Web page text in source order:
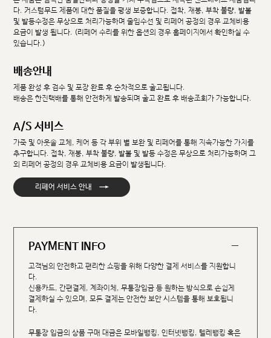
다. 커스텀무드 제품에 대한 품질을 평생 보증합니다. 접착, 재봉, 부착 불량, 발볼
및 발등수정은 무상으로 처리가능하며 줄임수선 및 리페어 공정의 경우 교체비용
요금이 발생 됩니다. (리페어 수리를 위한 옵션의 경우 홈페이지에서 확인하실 수
있습니다.)
배송안내
제품 완성 후 검수 및 포장 완료 후 순차적으로 출고됩니다.
배송은 한진택배를 통해 안전하게 발송되며 출고 완료 후 배송조회가 가능합니다.
A/S 서비스
가죽 및 아웃솔 교체, 케어 등 각 부위 별 보완 및 리페어를 통해 지속가능한 가치를
추구합니다. 접착, 재봉, 부착 불량, 발볼 및 발등 수정은 무상으로 처리가능하며 그
외 리페어 공정의 경우 교체비용 요금이 발생됩니다.
리페어 서비스 안내 →
PAYMENT INFO
고객님의 안전하고 편리한 쇼핑을 위해 다양한 결제 서비스를 지원합니
다.
신용카드, 간편결제, 계좌이체, 무통장입금 등 원하는 방식으로 손쉽게
결제하실 수 있으며, 모든 결제는 안전한 보안 시스템을 통해 보호됩니
다.
무통장 입금의 상품 구매 대금은 모바일뱅킹, 인터넷뱅킹, 텔레뱅킹 혹은